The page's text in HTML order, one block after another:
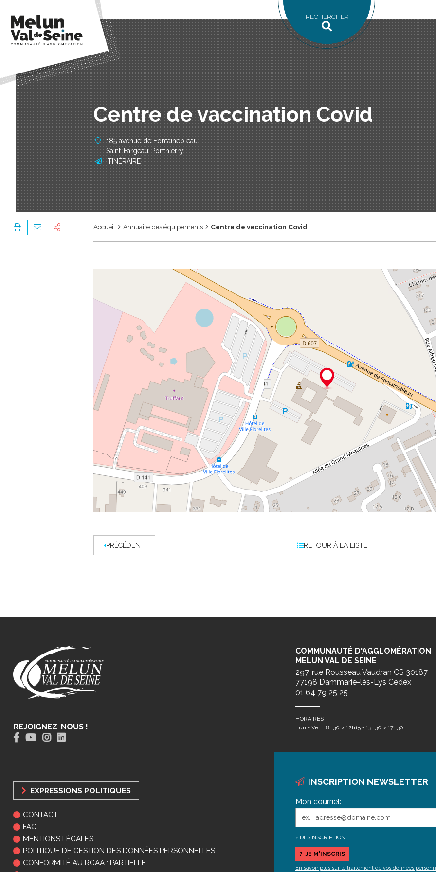
RECHERCHER
Centre de vaccination Covid
185 avenue de Fontainebleau
Saint-Fargeau-Ponthierry
ITINÉRAIRE
Accueil Annuaire des équipements Centre de vaccination Covid
PRÉCÉDENT RETOUR À LA LISTE
REJOIGNEZ-NOUS !
COMMUNAUTÉ D'AGGLOMÉRATION
MELUN VAL DE SEINE
297, rue Rousseau Vaudran CS 30187
77198 Dammarie-lès-Lys Cedex
01 64 79 25 25
HORAIRES
Lun - Ven : 8h30 > 12h15 - 13h30 > 17h30
EXPRESSIONS POLITIQUES
CONTACT
FAQ
MENTIONS LÉGALES
POLITIQUE DE GESTION DES DONNÉES PERSONNELLES
CONFORMITÉ AU RGAA : PARTIELLE
INSCRIPTION NEWSLETTER
Mon courriel:
DESINSCRIPTION
En savoir plus sur le traitement de vos données